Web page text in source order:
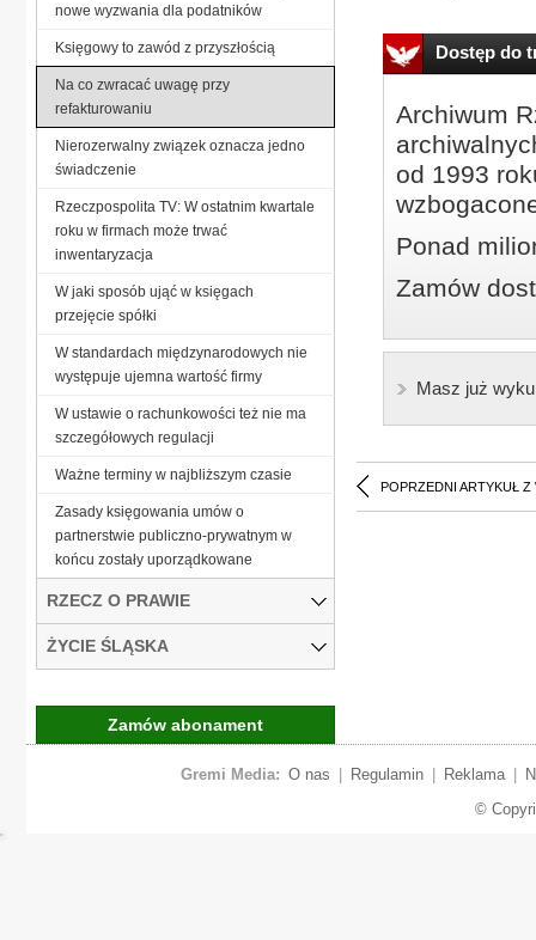
Dostęp do
Archiwum
od 1993
Ponad
Zamów
Masz już
POPRZEDNI ARTYKUŁ Z
nowe wyzwania dla podatników
Księgowy to zawód z przyszłością
Na co zwracać uwagę przy
refakturowaniu
Nierozerwalny związek oznacza jedno
świadczenie
Rzeczpospolita TV: W ostatnim kwartale
roku w firmach może trwać
inwentaryzacja
W jaki sposób ująć w księgach
przejęcie spółki
W standardach międzynarodowych nie
występuje ujemna wartość firmy
W ustawie o rachunkowości też nie ma
szczegółowych regulacji
Ważne terminy w najbliższym czasie
Zasady księgowania umów o
partnerstwie publiczno-prywatnym w
końcu zostały uporządkowane
RZECZ O PRAWIE
ŻYCIE ŚLĄSKA
Zamów abonament
Gremi Media: O nas Regulamin Reklama
©